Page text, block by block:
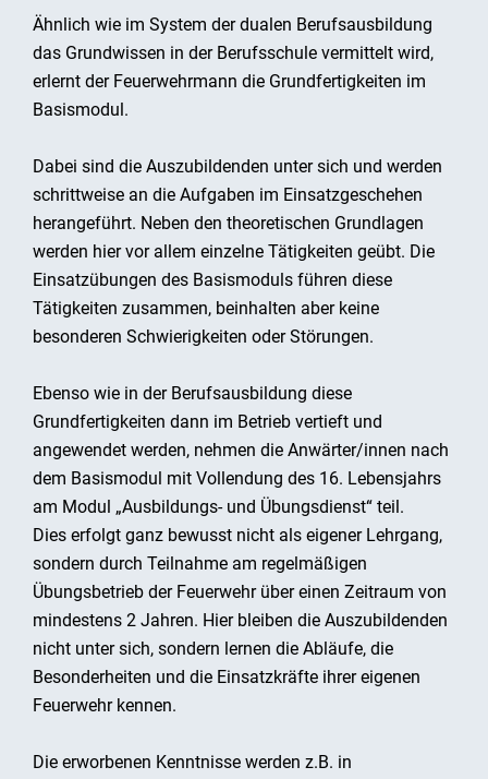
Ähnlich wie im System der dualen Berufsausbildung
das Grundwissen in der Berufsschule vermittelt wird,
erlernt der Feuerwehrmann die Grundfertigkeiten im
Basismodul.
Dabei sind die Auszubildenden unter sich und werden
schrittweise an die Aufgaben im Einsatzgeschehen
herangeführt. Neben den theoretischen Grundlagen
werden hier vor allem einzelne Tätigkeiten geübt. Die
Einsatzübungen des Basismoduls führen diese
Tätigkeiten zusammen, beinhalten aber keine
besonderen Schwierigkeiten oder Störungen.
Ebenso wie in der Berufsausbildung diese
Grundfertigkeiten dann im Betrieb vertieft und
angewendet werden, nehmen die Anwärter/innen nach
dem Basismodul mit Vollendung des 16. Lebensjahrs
am Modul „Ausbildungs- und Übungsdienst“ teil.
Dies erfolgt ganz bewusst nicht als eigener Lehrgang,
sondern durch Teilnahme am regelmäßigen
Übungsbetrieb der Feuerwehr über einen Zeitraum von
mindestens 2 Jahren. Hier bleiben die Auszubildenden
nicht unter sich, sondern lernen die Abläufe, die
Besonderheiten und die Einsatzkräfte ihrer eigenen
Feuerwehr kennen.
Die erworbenen Kenntnisse werden z.B. in